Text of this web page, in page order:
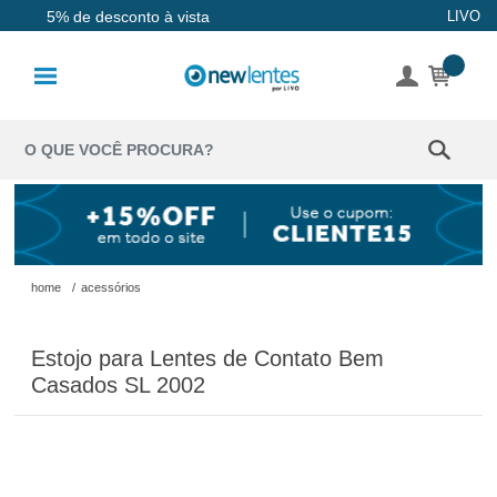
5% de desconto à vista LIVO
Coloridas
Solução
Óculos de
Óculos de
Grau
home / acessórios
Estojo para Lentes de Contato Bem
Casados SL 2002